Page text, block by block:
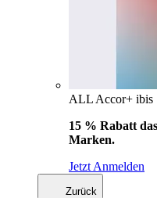
ALL Accor+ ibis
15 % Rabatt
Marken.
Jetzt Anmelden
Zurück